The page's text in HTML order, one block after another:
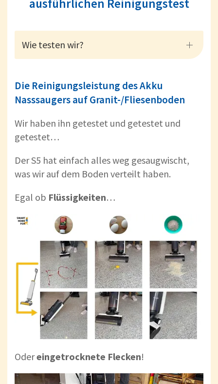
ausführlichen Reinigungstest
Wie testen wir?
Die Reinigungsleistung des Akku
Nasssaugers auf Granit-/Fliesenboden
Wir haben ihn getestet und getestet und
getestet…
Der S5 hat einfach alles weg gesaugwischt,
was wir auf dem Boden verteilt haben.
Egal ob Flüssigkeiten…
Odereingetrocknete Flecken!